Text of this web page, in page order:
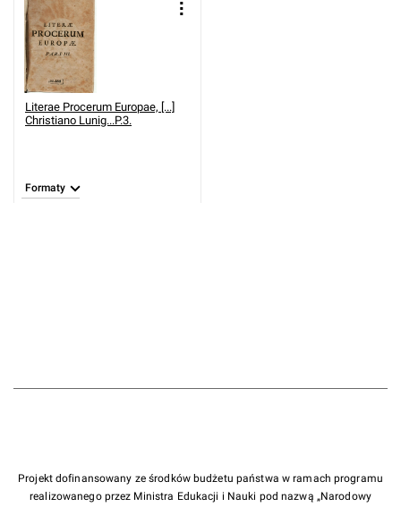
Literae Procerum Europae, [...]
Christiano Lunig...P.3.
Formaty
Projekt dofinansowany ze środków budżetu państwa w ramach programu
realizowanego przez Ministra Edukacji i Nauki pod nazwą „Narodowy